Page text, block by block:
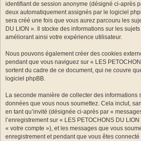
identifiant de session anonyme (désigné ci-après
deux automatiquement assignés par le logiciel
sera créé une fois que vous aurez parcouru les
DU LION ». Il stocke des informations sur les
améliorant ainsi votre expérience utilisateur.
Nous pouvons également créer des cookies
pendant que vous naviguez sur « LES
sortent du cadre de ce document, qui ne couvre
logiciel phpBB.
La seconde manière de collecter des informations
données que vous nous soumettez. Cela inclut,
en tant qu’invité (désignée ci-après par «
l’enregistrement sur « LES PETOCHONS DU
« votre compte »), et les messages que vous
enregistrement et pendant que vous êtes